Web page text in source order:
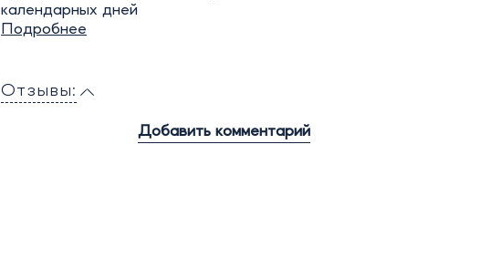
календарных дней
Подробнее
Отзывы:
Добавить комментарий